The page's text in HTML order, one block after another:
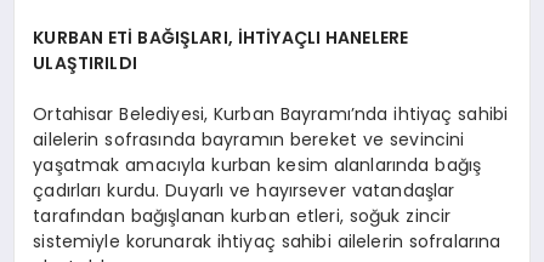
KURBAN ETİ BAĞIŞLARI, İHTİYAÇLI HANELERE
ULAŞTIRILDI
Ortahisar Belediyesi, Kurban Bayramı’nda ihtiyaç sahibi
ailelerin sofrasında bayramın bereket ve sevincini
yaşatmak amacıyla kurban kesim alanlarında bağış
çadırları kurdu. Duyarlı ve hayırsever vatandaşlar
tarafından bağışlanan kurban etleri, soğuk zincir
sistemiyle korunarak ihtiyaç sahibi ailelerin sofralarına